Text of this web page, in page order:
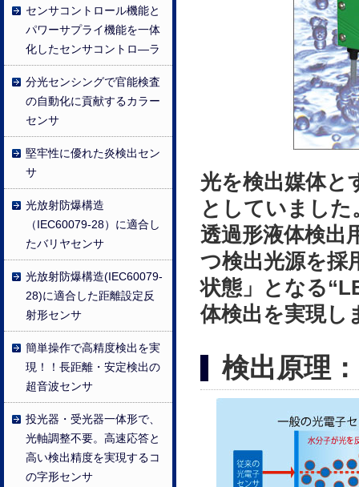
センサコントロール機能と
パワーサプライ機能を一体
化したセンサコントロ―ラ
分光センシングで官能検査
の自動化に貢献するカラー
センサ
堅牢性に優れた炎検出セン
サ
光放射防爆構造
（IEC60079-28）に適合し
たバリヤセンサ
光放射防爆構造(IEC60079-
28)に適合した距離設定反
射形センサ
簡単操作で高精度検出を実
現！！長距離・安定検出の
超音波センサ
投光器・受光器一体形で、
光軸調整不要。高速応答と
高い検出精度を実現するコ
の字形センサ
光を検出媒体と
としていました
透過形液体検出
つ検出光源を採
状態」となる
体検出を実現し
検出原理